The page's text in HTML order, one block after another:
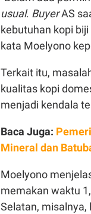
usual. BuyerAS
kebutuhan kopi
kata Moelyono
Terkait itu,
kualitas kopi
menjadi kendala
Baca Juga:
Mineral dan
Moelyono
memakan waktu
Selatan,